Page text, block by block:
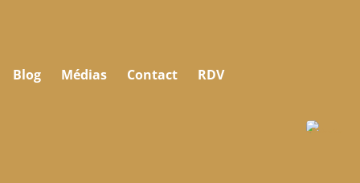
Blog Médias Contact RDV